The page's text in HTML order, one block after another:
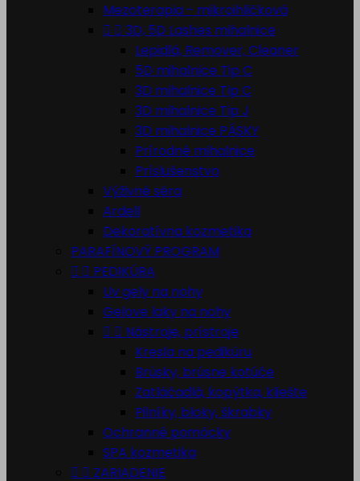
Mezoterapia - mikroihličková
  3D, 5D Lashes mihalnice
Lepidlá, Remover, Cleaner
5D mihalnice Tip C
3D mihalnice Tip C
3D mihalnice Tip J
3D mihalnice PÁSKY
Prírodné mihalnice
Príslušenstvo
Výživné séra
Ardell
Dekoratívna kozmetika
PARAFÍNOVÝ PROGRAM
  PEDIKÚRA
Uv gely na nohy
Gelove laky na nohy
  Nástroje, prístroje
Kresla na pedikúru
Brúsky, brúsne kotúče
Zatláčadlá, kopýtka, kliešte
Pilníky, bloky, škrabky
Ochranné pomôcky
SPA kozmetika
  ZARIADENIE